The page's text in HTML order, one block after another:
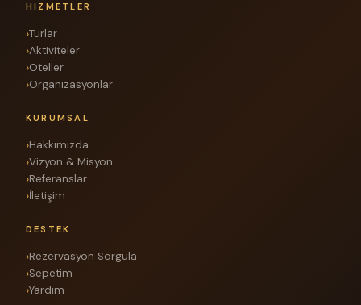
HIZMETLER
Turlar
Aktiviteler
Oteller
Organizasyonlar
KURUMSAL
Hakkımızda
Vizyon & Misyon
Referanslar
İletişim
DESTEK
Rezervasyon Sorgula
Sepetim
Yardım